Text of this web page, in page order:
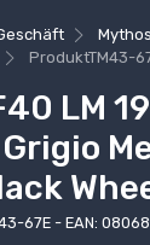
ProduktTM43-
LM
67E - EAN: